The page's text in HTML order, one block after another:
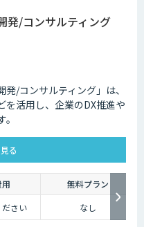
発/コンサルティング
/コンサルティング」は、
を活用し、企業のDX推進や
る
無料プラン
さい なし